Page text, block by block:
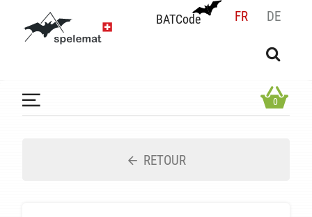
BATCode FR DE
BATCode
OK
0
RETOUR